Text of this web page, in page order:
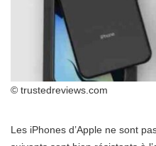
© trustedreviews.com
Les iPhones d’Apple ne sont